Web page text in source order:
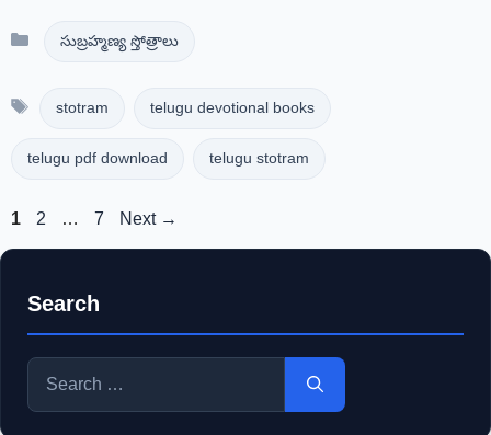
Categories
సుబ్రహ్మణ్య స్తోత్రాలు
Tagsstotram telugu devotional books
telugu pdf download telugu stotram
Page
1 Page
2 … Page
7 Next →
Search
Search
for: